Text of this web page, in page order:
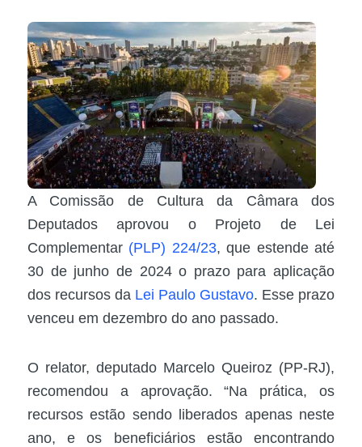
A Comissão de Cultura da Câmara dos
Deputados aprovou o Projeto de Lei
Complementar (PLP) 224/23, que estende até
30 de junho de 2024 o prazo para aplicação
dos recursos da Lei Paulo Gustavo. Esse prazo
venceu em dezembro do ano passado.
O relator, deputado Marcelo Queiroz (PP-RJ),
recomendou a aprovação. “Na prática, os
recursos estão sendo liberados apenas neste
ano, e os beneficiários estão encontrando